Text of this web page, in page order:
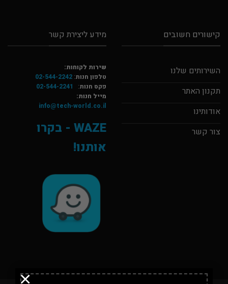
×
קישורים חשובים
השירותים שלנו
תקנון האתר
אודותינו
צור קשר
מידע ליצירת קשר
שירות לקוחות:
טלפון חנות:
02-544-2242
פקס חנות:
02-544-2241
מייל חנות:
info@tech-world.co.il
WAZE - בקרו
אותנו!